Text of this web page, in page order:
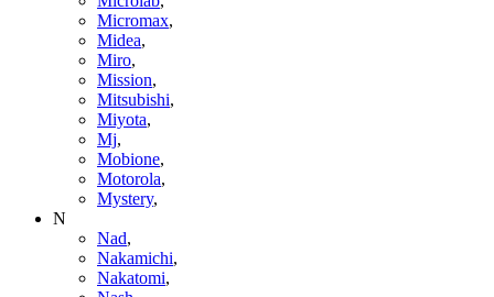
Micromax,
Midea,
Miro,
Mission,
Mitsubishi,
Miyota,
Mj,
Mobione,
Motorola,
Mystery,
N
Nad,
Nakamichi,
Nakatomi,